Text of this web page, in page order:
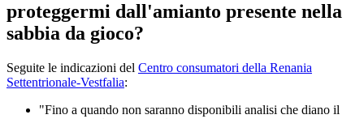
proteggermi dall'amianto presente nella
sabbia da gioco?
Seguite le indicazioni del Centro consumatori della Renania
Settentrionale-Vestfalia:
"Fino a quando non saranno disponibili analisi che diano il